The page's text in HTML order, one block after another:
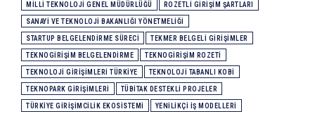
MILLI TEKNOLOJI GENEL MÜDÜRLÜĞÜ ROZETLI GIRIŞIM ŞARTLARI
SANAYI VE TEKNOLOJI BAKANLIĞI YÖNETMELIĞI
STARTUP BELGELENDIRME SÜRECI TEKMER BELGELI GIRIŞIMLER
TEKNOGIRIŞIM BELGELENDIRME TEKNOGIRIŞIM ROZETI
TEKNOLOJI GIRIŞIMLERI TÜRKIYE TEKNOLOJI TABANLI KOBİ
TEKNOPARK GIRIŞIMLERI TÜBİTAK DESTEKLI PROJELER
TÜRKIYE GIRIŞIMCILIK EKOSISTEMI YENILIKÇI IŞ MODELLERI